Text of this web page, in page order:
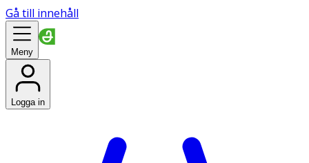
Gå till innehåll
Meny
Logga in